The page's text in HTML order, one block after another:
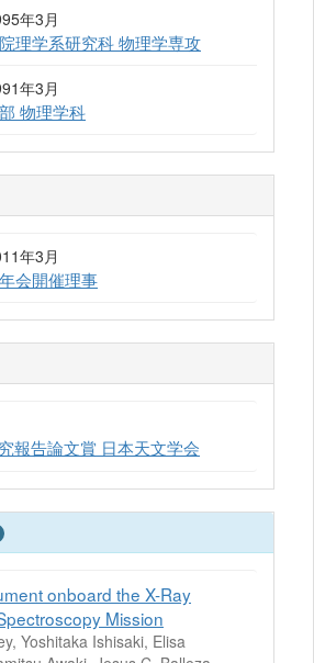
年3月
理学系研究科 物理学専攻
年3月
物理学科
年3月
会開催理事
報告論文賞 日本天文学会
onboard the X-Ray
Mission
Yoshitaka Ishisaki, Elisa